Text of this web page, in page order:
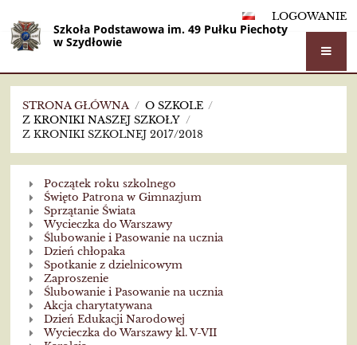
LOGOWANIE
Szkoła Podstawowa im. 49 Pułku Piechoty
w Szydłowie
STRONA GŁÓWNA / O SZKOLE /
Z KRONIKI NASZEJ SZKOŁY /
Z KRONIKI SZKOLNEJ 2017/2018
kroniki
szkolnej
2017/2018
Początek roku szkolnego
Święto Patrona w Gimnazjum
Sprzątanie Świata
Wycieczka do Warszawy
Ślubowanie i Pasowanie na ucznia
Dzień chłopaka
Spotkanie z dzielnicowym
Zaproszenie
Ślubowanie i Pasowanie na ucznia
Akcja charytatywana
Dzień Edukacji Narodowej
Wycieczka do Warszawy kl. V-VII